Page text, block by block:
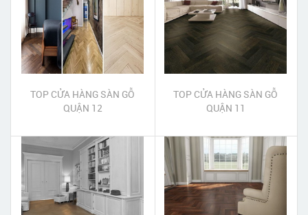
TOP CỬA HÀNG SÀN GỖ
QUẬN 12
TOP CỬA HÀNG SÀN GỖ
QUẬN 11